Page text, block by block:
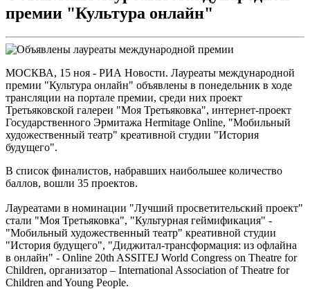
премии "Культура онлайн"
МОСКВА, 15 ноя - РИА Новости. Лауреаты международной
премии "Культура онлайн" объявлены в понедельник в ходе
трансляции на портале премии, среди них проект
Третьяковской галереи "Моя Третьяковка", интернет-проект
Государственного Эрмитажа Hermitage Online, "Мобильный
художественный театр" креативной студии "История
будущего".
В список финалистов, набравших наибольшее количество
баллов, вошли 35 проектов.
Лауреатами в номинации "Лучший просветительский проект"
стали "Моя Третьяковка", "Культурная геймификация" -
"Мобильный художественный театр" креативной студии
"История будущего", "Диджитал-трансформация: из офлайна
в онлайн" - Online 20th ASSITEJ World Congress on Theatre for
Children, организатор – International Association of Theatre for
Children and Young People.